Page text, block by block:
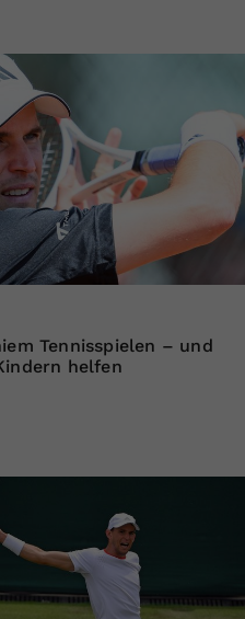
Tennisspielen – und
helfen